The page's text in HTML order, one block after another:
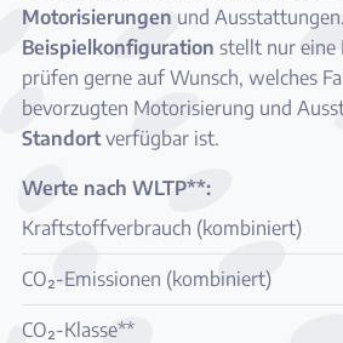
Motorisierungen und
Beispielkonfiguration stellt nur eine
prüfen gerne auf Wunsch, welches
bevorzugten Motorisierung und
Standortverfügbar ist.
Werte nach WLTP**:
Kraftstoffverbrauch (kombiniert)
CO₂-Emissionen (kombiniert)
CO₂-Klasse**